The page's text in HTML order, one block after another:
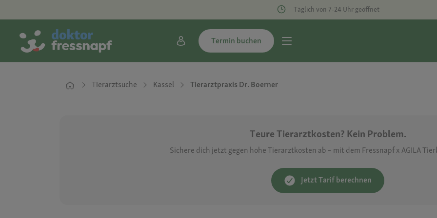
Täglich von 7-24 Uhr geöffnet
Termin buchen
Tierarztsuche Kassel Tierarztpraxis Dr. Boerner
Teure Tierarztkosten? Kein Problem.
Sichere dich jetzt gegen hohe Tierarztkosten ab – mit dem Fressnapf x AGILA
Jetzt Tarif berechnen